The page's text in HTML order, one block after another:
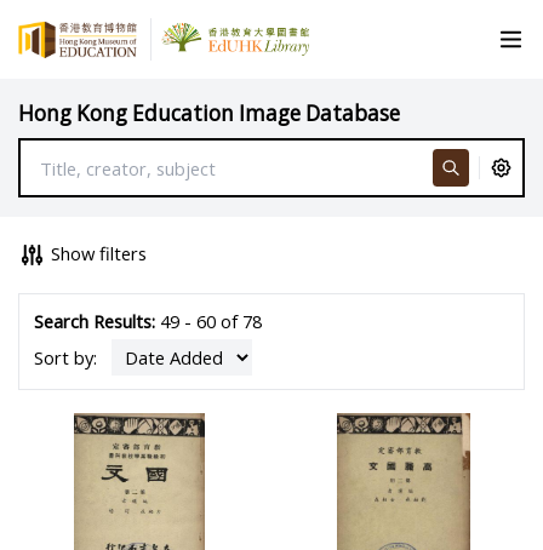
Hong Kong Education Image Database
Show filters
Search Results:49 - 60 of 78
Sort by: